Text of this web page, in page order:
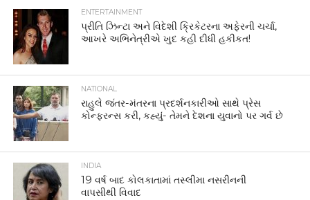
ENTERTAINMENT
પ્રીતિ ઝિન્ટા અને વિદેશી ક્રિકેટરના અફેરની ચર્ચા,
આખરે અભિનેત્રીએ ખુદ કહી દીધી હકીકત!
NATIONAL
રાહુલે જંતર-મંતરના પ્રદર્શનકારીઓ સાથે પ્રેસ
કોન્ફરન્સ કરી, કહ્યું- તેમને દેશના યુવાનો પર ગર્વ છે
INDIA
19 વર્ષ બાદ કોલકાતામાં તસ્લીમા નસરીનની
વાપસીથી વિવાદ